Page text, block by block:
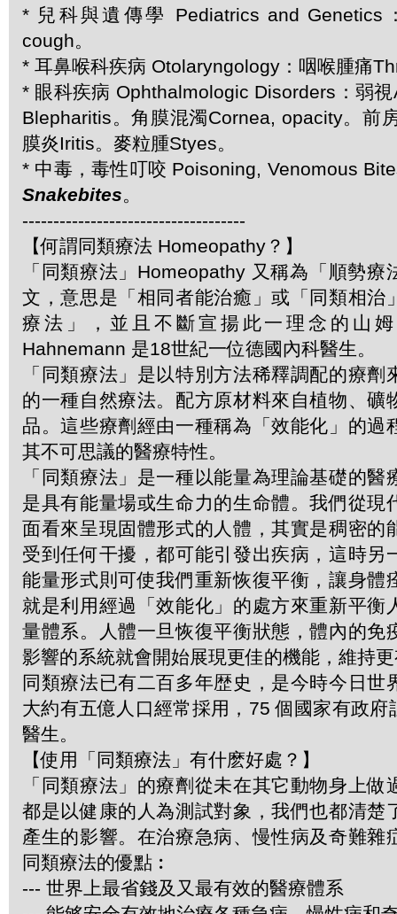
* 兒科與遺傳學 Pediatrics and Genetics
cough。
* 耳鼻喉科疾病 Otolaryngology：咽喉腫痛
* 眼科疾病 Ophthalmologic Disorders：弱
Blepharitis。角膜混濁Cornea, opacity。前
膜炎Iritis。麥粒腫Styes。
* 中毒，毒性叮咬 Poisoning, Venomous
Snakebites。
------------------------------------
【何謂同類療法 Homeopathy？】
「同類療法」Homeopathy 又稱為「順勢療
文，意思是「相同者能治癒」或「同類相治
療法」，並且不斷宣揚此一理念的山
Hahnemann 是18世紀一位德國內科醫生。
「同類療法」是以特別方法稀釋調配的療劑
的一種自然療法。配方原材料來自植物、礦
品。這些療劑經由一種稱為「效能化」的過
其不可思議的醫療特性。
「同類療法」是一種以能量為理論基礎的醫
是具有能量場或生命力的生命體。我們從現
面看來呈現固體形式的人體，其實是稠密的
受到任何干擾，都可能引發出疾病，這時另
能量形式則可使我們重新恢復平衡，讓身體
就是利用經過「效能化」的處方來重新平衡
量體系。人體一旦恢復平衡狀態，體內的免
影響的系統就會開始展現更佳的機能，維持
同類療法已有二百多年歴史，是今時今日世
大約有五億人口經常採用，75 個國家有政府
醫生。
【使用「同類療法」有什麽好處？】
「同類療法」的療劑從未在其它動物身上做
都是以健康的人為測試對象，我們也都清楚
產生的影響。在治療急病、慢性病及奇難雜
同類療法的優點︰
--- 世界上最省錢及又最有效的醫療體系